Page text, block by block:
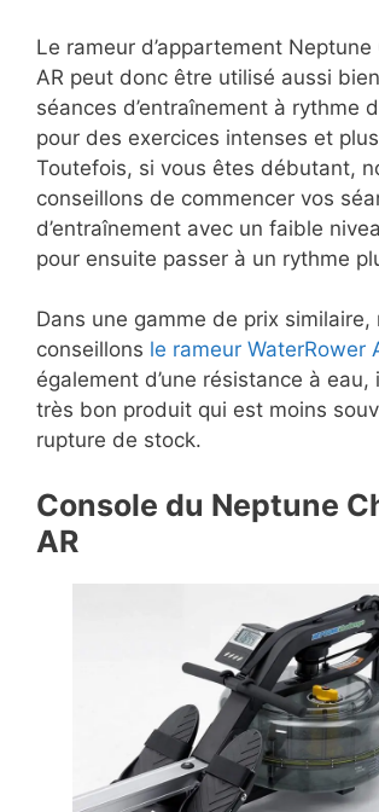
Le rameur d’appartement Neptune
AR peut donc être utilisé aussi
séances d’entraînement à rythme
pour des exercices intenses et
Toutefois, si vous êtes débutant,
conseillons de commencer vos
d’entraînement avec un faible
pour ensuite passer à un rythme
Dans une gamme de prix similaire,
conseillons le rameur WaterRower
également d’une résistance à eau,
très bon produit qui est moins
rupture de stock.
Console du Neptune
AR